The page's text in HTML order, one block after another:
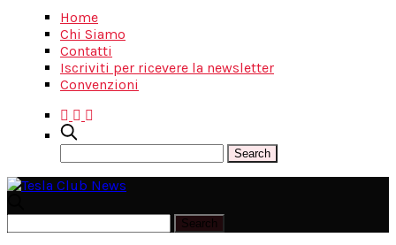
Home
Chi Siamo
Contatti
Iscriviti per ricevere la newsletter
Convenzioni